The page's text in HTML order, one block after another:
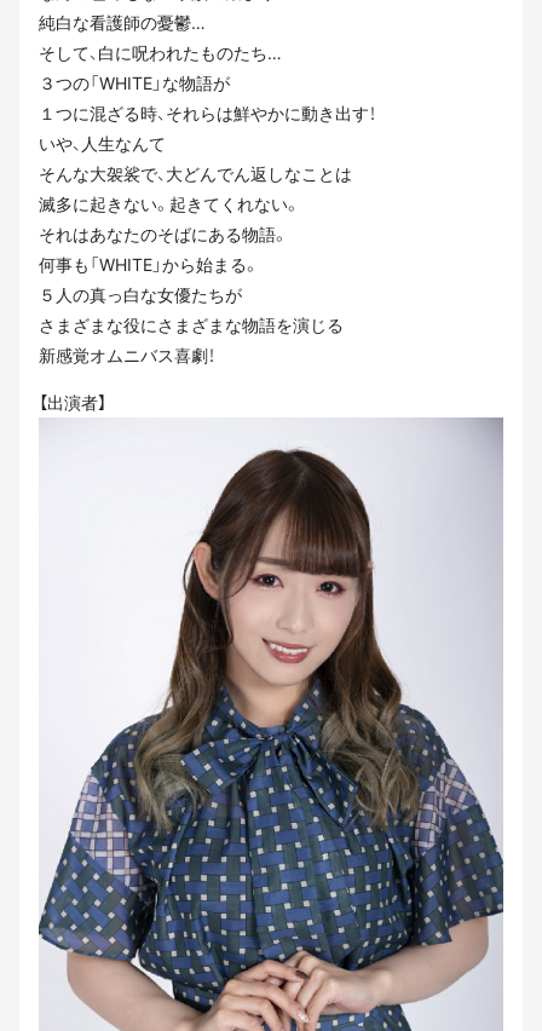
純⽩な看護師の憂鬱…
そして、⽩に呪われたものたち…
３つの「WHITE」な物語が
１つに混ざる時、それらは鮮やかに動き出す！
いや、⼈⽣なんて
そんな⼤袈裟で、⼤どんでん返しなことは
滅多に起きない。起きてくれない。
それはあなたのそばにある物語。
何事も「WHITE」から始まる。
５⼈の真っ⽩な⼥優たちが
さまざまな役にさまざまな物語を演じる
新感覚オムニバス喜劇！
【出演者】